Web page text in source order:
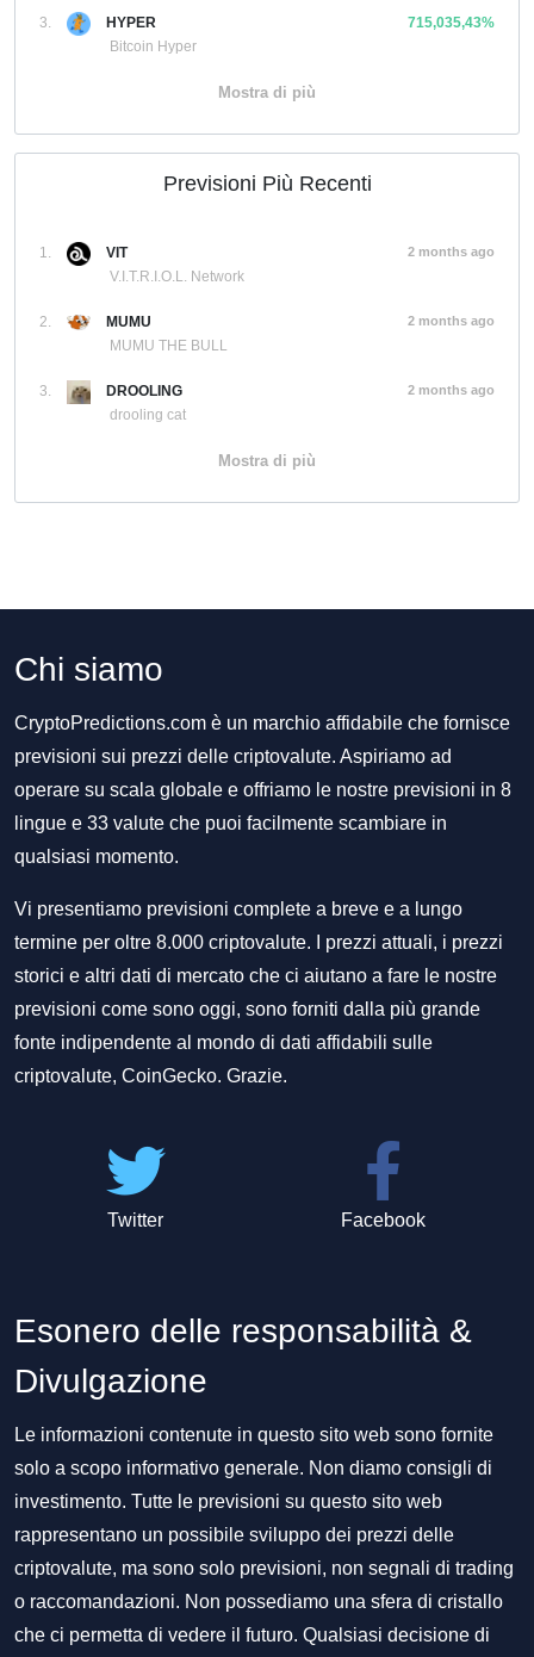
3.
HYPER
Bitcoin Hyper
715,035,43%
Mostra di più
Previsioni Più Recenti
1.
VIT
V.I.T.R.I.O.L. Network
2 months ago
2.
MUMU
MUMU THE BULL
2 months ago
3.
DROOLING
drooling cat
2 months ago
Mostra di più
Chi siamo
CryptoPredictions.com è un marchio affidabile che fornisce
previsioni sui prezzi delle criptovalute. Aspiriamo ad
operare su scala globale e offriamo le nostre previsioni in 8
lingue e 33 valute che puoi facilmente scambiare in
qualsiasi momento.
Vi presentiamo previsioni complete a breve e a lungo
termine per oltre 8.000 criptovalute. I prezzi attuali, i prezzi
storici e altri dati di mercato che ci aiutano a fare le nostre
previsioni come sono oggi, sono forniti dalla più grande
fonte indipendente al mondo di dati affidabili sulle
criptovalute, CoinGecko. Grazie.
Twitter Facebook
Esonero delle responsabilità &
Divulgazione
Le informazioni contenute in questo sito web sono fornite
solo a scopo informativo generale. Non diamo consigli di
investimento. Tutte le previsioni su questo sito web
rappresentano un possibile sviluppo dei prezzi delle
criptovalute, ma sono solo previsioni, non segnali di trading
o raccomandazioni. Non possediamo una sfera di cristallo
che ci permetta di vedere il futuro. Qualsiasi decisione di